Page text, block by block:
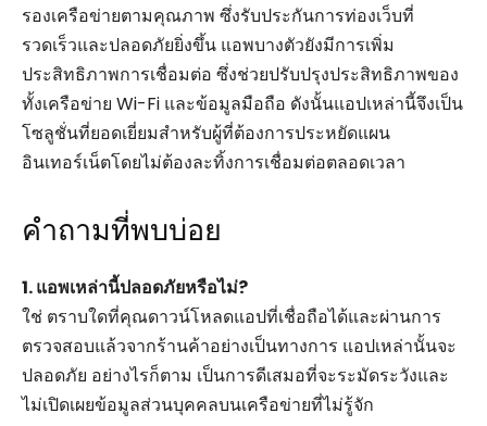
รองเครือข่ายตามคุณภาพ ซึ่งรับประกันการท่องเว็บที่
รวดเร็วและปลอดภัยยิ่งขึ้น แอพบางตัวยังมีการเพิ่ม
ประสิทธิภาพการเชื่อมต่อ ซึ่งช่วยปรับปรุงประสิทธิภาพของ
ทั้งเครือข่าย Wi-Fi และข้อมูลมือถือ ดังนั้นแอปเหล่านี้จึงเป็น
โซลูชั่นที่ยอดเยี่ยมสำหรับผู้ที่ต้องการประหยัดแผน
อินเทอร์เน็ตโดยไม่ต้องละทิ้งการเชื่อมต่อตลอดเวลา
คำถามที่พบบ่อย
1. แอพเหล่านี้ปลอดภัยหรือไม่?
ใช่ ตราบใดที่คุณดาวน์โหลดแอปที่เชื่อถือได้และผ่านการ
ตรวจสอบแล้วจากร้านค้าอย่างเป็นทางการ แอปเหล่านั้นจะ
ปลอดภัย อย่างไรก็ตาม เป็นการดีเสมอที่จะระมัดระวังและ
ไม่เปิดเผยข้อมูลส่วนบุคคลบนเครือข่ายที่ไม่รู้จัก